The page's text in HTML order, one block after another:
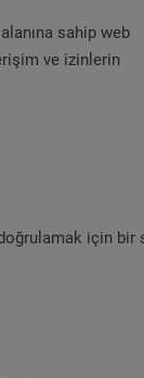
sahip web
ve izinlerin
için bir